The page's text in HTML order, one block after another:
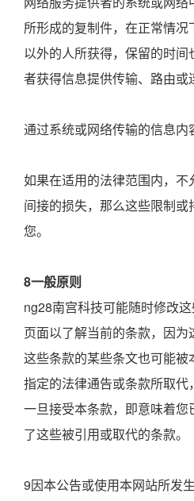
所形成的复制件，在正常情
以外的人所获得，保留的时
者获得信息提供传输、路由或
通过系统或网络传输的信息内
如果在适用的法律范围内，
间接的损失，那么这些限制
您。
8一般原则
ng28南宫科技可能随时修改
页面以了解当前的条款，因为
这些条款的某些条文也可能
指定的法律通告或条款所取代
一旦接受本条款，即意味着
了这些被引用或取代的条款。
9因本公告或使用本网站所发